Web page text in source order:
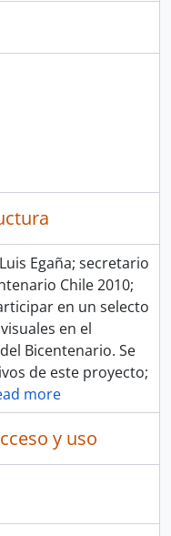
Egaña; secretario
Chile 2010;
en un selecto
en el
Bicentenario. Se
de este proyecto;
more
y uso